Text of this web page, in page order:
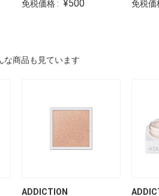
免税価格 : ¥500 免税価
な商品も見ています
ADDICTION